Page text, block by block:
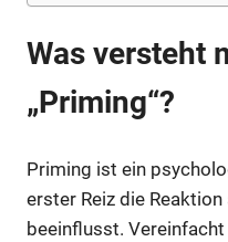
Was versteht
„Priming“?
Priming ist ein
erster Reiz die
beeinflusst.